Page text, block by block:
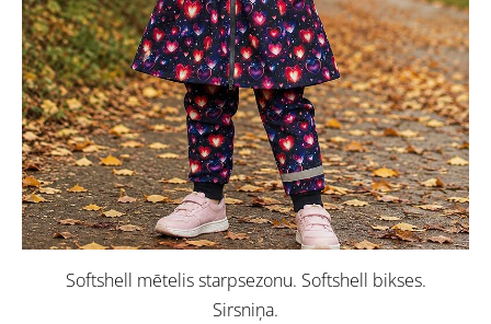
Softshell mētelis starpsezonu. Softshell bikses.
Sirsniņa.